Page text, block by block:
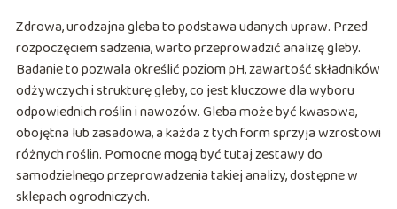
Zdrowa, urodzajna gleba to podstawa udanych upraw. Przed
rozpoczęciem sadzenia, warto przeprowadzić analizę gleby.
Badanie to pozwala określić poziom pH, zawartość składników
odżywczych i strukturę gleby, co jest kluczowe dla wyboru
odpowiednich roślin i nawozów. Gleba może być kwasowa,
obojętna lub zasadowa, a każda z tych form sprzyja wzrostowi
różnych roślin. Pomocne mogą być tutaj zestawy do
samodzielnego przeprowadzenia takiej analizy, dostępne w
sklepach ogrodniczych.